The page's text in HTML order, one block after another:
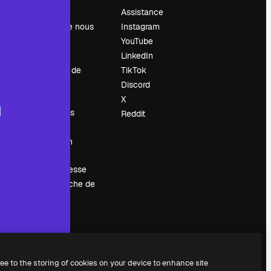
À propos de nous
Tendances de
Événements
Vendre mon
Salle de presse
À la recherche de
Assistance
Instagram
YouTube
LinkedIn
TikTok
Discord
X
Reddit
to the storing of cookies on your device to enhance site